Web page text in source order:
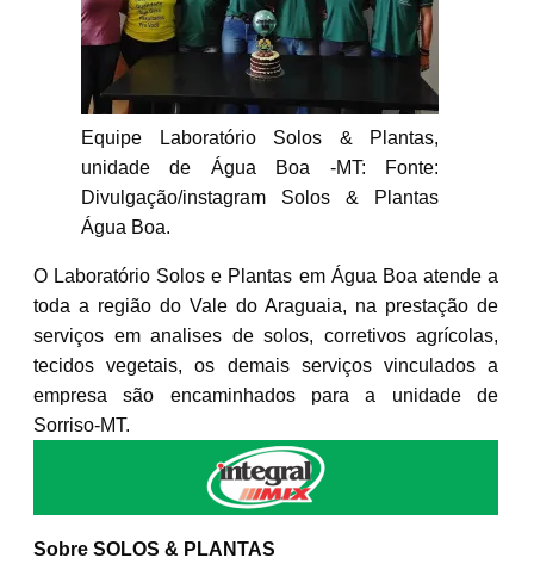
Equipe Laboratório Solos & Plantas,
unidade de Água Boa -MT: Fonte:
Divulgação/instagram Solos & Plantas
Água Boa.
O Laboratório Solos e Plantas em Água Boa atende a
toda a região do Vale do Araguaia, na prestação de
serviços em analises de solos, corretivos agrícolas,
tecidos vegetais, os demais serviços vinculados a
empresa são encaminhados para a unidade de
Sorriso-MT.
Sobre SOLOS & PLANTAS